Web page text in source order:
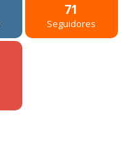
71
Seguidores